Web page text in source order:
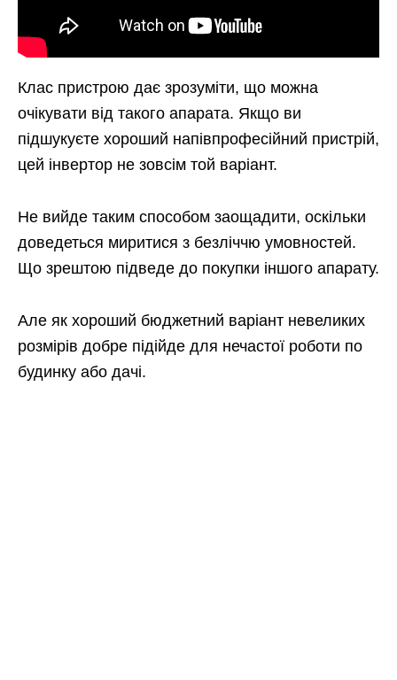
Клас пристрою дає зрозуміти, що можна
очікувати від такого апарата. Якщо ви
підшукуєте хороший напівпрофесійний пристрій,
цей інвертор не зовсім той варіант.
Не вийде таким способом заощадити, оскільки
доведеться миритися з безліччю умовностей.
Що зрештою підведе до покупки іншого апарату.
Але як хороший бюджетний варіант невеликих
розмірів добре підійде для нечастої роботи по
будинку або дачі.